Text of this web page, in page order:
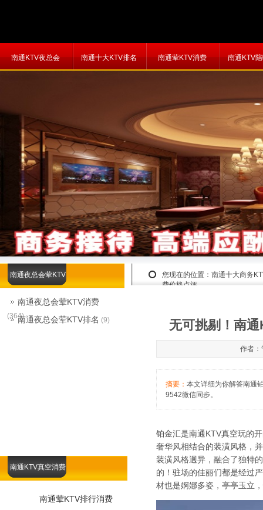
南通KTV夜总会 南通十大KTV排名 南通荤KTV消费 南通KTV
您现在的位置： 南通十大商务
费价格点评
南通KTV真空消费
南通荤KTV排行消费
无可挑剔！南
作者
摘要： 本文详细为你解答南通
9542微信同步。
铂金汇是南通KTV真空玩的
奢华风相结合的装潢风格，
装潢风格迥异，融合了独特
的！驻场的佳丽们都是经过
材也是婀娜多姿，亭亭玉立
南通夜总会荤KTV
南通夜总会荤KTV消费
(364)南通夜总会荤KTV排名 (9)